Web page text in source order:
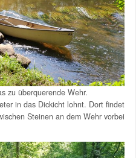
zu überquerende Wehr.
in das Dickicht lohnt. Dort findet
Steinen an dem Wehr vorbei